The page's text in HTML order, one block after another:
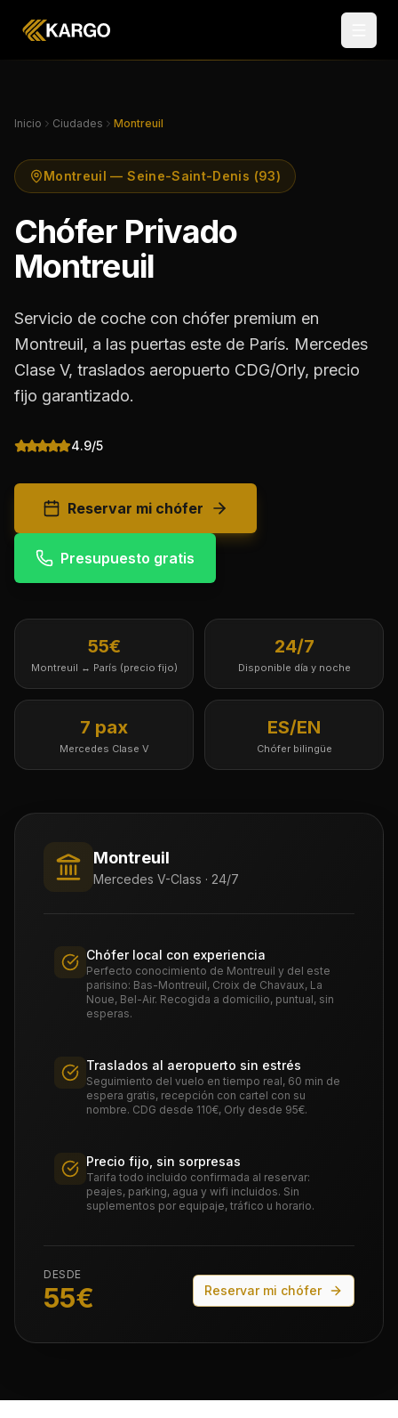
Inicio Ciudades Montreuil
Montreuil — Seine-Saint-Denis (93)
Chófer Privado
Montreuil
Servicio de coche con chófer premium en
Montreuil, a las puertas este de París. Mercedes
Clase V, traslados aeropuerto CDG/Orly, precio
fijo garantizado.
4.9/5
Reservar mi chófer
Presupuesto gratis
55€
Montreuil ↔ París (precio fijo)
24/7
Disponible día y noche
7 pax
Mercedes Clase V
ES/EN
Chófer bilingüe
Montreuil
Mercedes V-Class · 24/7
Chófer local con experiencia
Perfecto conocimiento de Montreuil y del este
parisino: Bas-Montreuil, Croix de Chavaux, La
Noue, Bel-Air. Recogida a domicilio, puntual, sin
esperas.
Traslados al aeropuerto sin estrés
Seguimiento del vuelo en tiempo real, 60 min de
espera gratis, recepción con cartel con su
nombre. CDG desde 110€, Orly desde 95€.
Precio fijo, sin sorpresas
Tarifa todo incluido confirmada al reservar:
peajes, parking, agua y wifi incluidos. Sin
suplementos por equipaje, tráfico u horario.
DESDE
55€ Reservar mi chófer